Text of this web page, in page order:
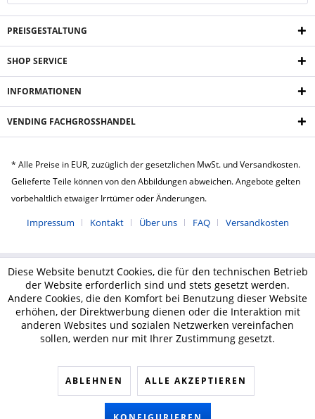
PREISGESTALTUNG
SHOP SERVICE
INFORMATIONEN
VENDING FACHGROSSHANDEL
* Alle Preise in EUR, zuzüglich der gesetzlichen MwSt. und Versandkosten.
Gelieferte Teile können von den Abbildungen abweichen. Angebote gelten
vorbehaltlich etwaiger Irrtümer oder Änderungen.
Impressum Kontakt Über uns FAQ Versandkosten
Diese Website benutzt Cookies, die für den technischen Betrieb
der Website erforderlich sind und stets gesetzt werden.
Andere Cookies, die den Komfort bei Benutzung dieser Website
erhöhen, der Direktwerbung dienen oder die Interaktion mit
anderen Websites und sozialen Netzwerken vereinfachen
sollen, werden nur mit Ihrer Zustimmung gesetzt.
ABLEHNEN ALLE AKZEPTIEREN